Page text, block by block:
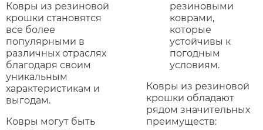
Ковры из резиновой
крошки становятся
все более
популярными в
различных отраслях
благодаря своим
уникальным
характеристикам и
выгодам.
Ковры могут быть
резиновыми
коврами,
которые
устойчивы к
погодным
условиям.
Ковры из резиновой
крошки обладают
рядом значительных
преимуществ: